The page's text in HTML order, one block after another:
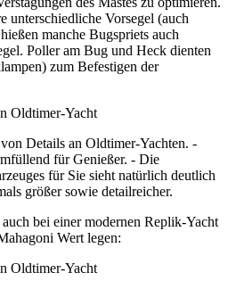
unterschiedliche Vorsegel (auch
manche Bugspriets auch
Poller am Bug und Heck dienten
zum Befestigen der
Details an Oldtimer-Yachten. -
für Genießer. - Die
für Sie sieht natürlich deutlich
größer sowie detailreicher.
bei einer modernen Replik-Yacht
Wert legen: